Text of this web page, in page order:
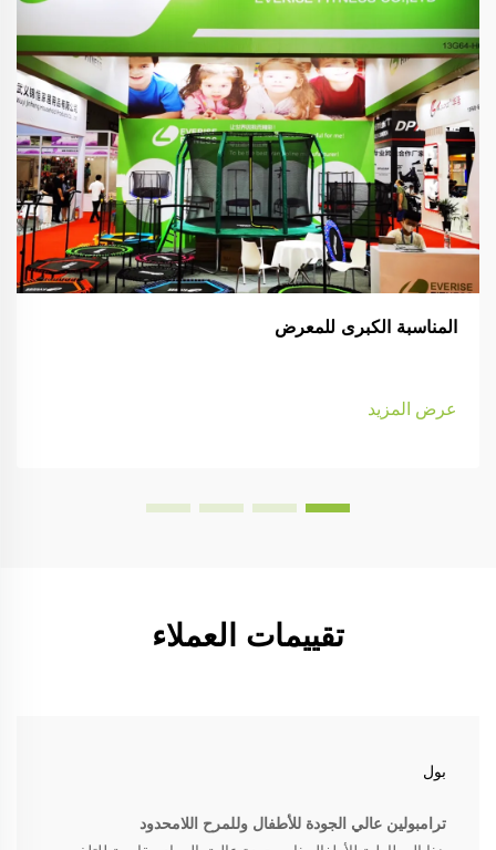
المناسبة الكبرى للمعرض
عرض المزيد
تقييمات العملاء
بول
ترامبولين عالي الجودة للأطفال وللمرح اللامحدود